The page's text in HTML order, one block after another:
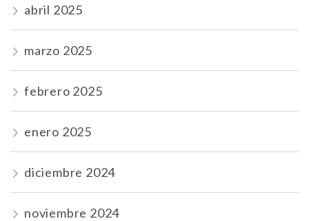
abril 2025
marzo 2025
febrero 2025
enero 2025
diciembre 2024
noviembre 2024